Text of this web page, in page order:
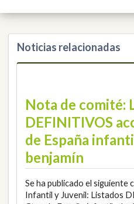
Noticias relacionadas
Nota de comité:
DEFINITIVOS
de España
benjamín
Se ha publicado el siguiente
Infantil y Juvenil: Listados